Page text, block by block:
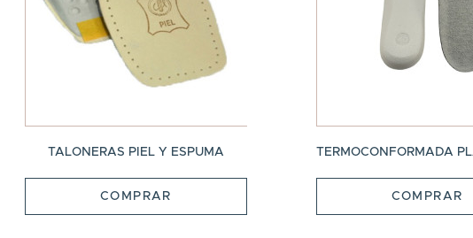
TALONERAS PIEL Y ESPUMA
COMPRAR
TERMOCONFORMADA
COMPRAR